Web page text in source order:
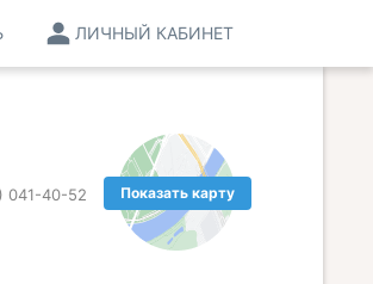
ЛИЧНЫЙ КАБИНЕТ
Показать карту
041-40-52